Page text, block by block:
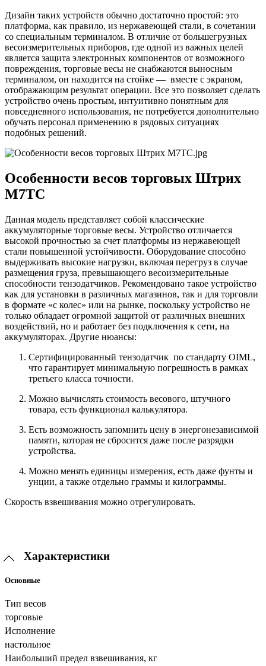
Дизайн таких устройств обычно достаточно простой: это
платформа, как правило, из нержавеющей стали, в сочетании
со специальным терминалом. В отличие от большегрузных
весоизмерительных приборов, где одной из важных целей
является защита электронных компонентов от возможного
повреждения, торговые весы не снабжаются выносным
терминалом, он находится на стойке — вместе с экраном,
отображающим результат операции. Все это позволяет сделать
устройство очень простым, интуитивно понятным для
повседневного использования, не потребуется дополнительно
обучать персонал применению в рядовых ситуациях
подобных решений.
Особенности весов торговых Штрих
М7ТC
Данная модель представляет собой классические
аккумуляторные торговые весы. Устройство отличается
высокой прочностью за счет платформы из нержавеющей
стали повышенной устойчивости. Оборудование способно
выдерживать высокие нагрузки, включая перегруз в случае
размещения груза, превышающего весоизмерительные
способности тензодатчиков. Рекомендовано такое устройство
как для установки в различных магазинов, так и для торговли
в формате «с колес» или на рынке, поскольку устройство не
только обладает огромной защитой от различных внешних
воздействий, но и работает без подключения к сети, на
аккумуляторах. Другие нюансы:
Сертифицированный тензодатчик по стандарту OIML,
что гарантирует минимальную погрешность в рамках
третьего класса точности.
Можно вычислять стоимость весового, штучного
товара, есть функционал калькулятора.
Есть возможность запомнить цену в энергонезависимой
памяти, которая не сбросится даже после разрядки
устройства.
Можно менять единицы измерения, есть даже фунты и
унции, а также отдельно граммы и килограммы.
Скорость взвешивания можно отрегулировать.
Характеристики
Основные
Тип весов
торговые
Исполнение
настольное
Наибольший предел взвешивания, кг